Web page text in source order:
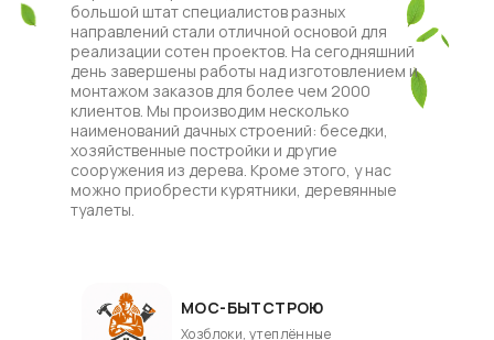
большой штат специалистов разных
направлений стали отличной основой для
реализации сотен проектов. На сегодняшний
день завершены работы над изготовлением и
монтажом заказов для более чем 2000
клиентов. Мы производим несколько
наименований дачных строений: беседки,
хозяйственные постройки и другие
сооружения из дерева. Кроме этого, у нас
можно приобрести курятники, деревянные
туалеты.
МОС-БЫТСТРОЮ
Хозблоки, утеплённые